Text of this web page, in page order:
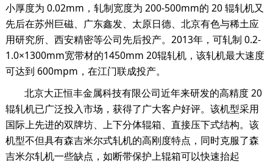
小厚度为 0.02mm，轧制宽度为 200-500mm的 20 辊轧机又
先后在苏州巨磁、广东鑫发、太原日德、北京有色与稀土应
用研究所、西安精密等公司先后投产。2013年，可轧制 0.2-
1.0×1300mm宽带材的1450mm 20辊轧机，该轧机最大速度
可达到 600mpm，在江门联成投产。
北京大正恒丰金属科技有限公司近年来研发的高精度 20
辊轧机已广泛投入市场，获得了广大客户好评。该机型采用
国际上先进的双牌坊、上下分体辊箱、直接压下式结构。该
机型不但具有森吉米尔式轧机的高刚度特点，同时克服了森
吉米尔轧机一些缺点，如断带保护上辊箱可以快速抬起